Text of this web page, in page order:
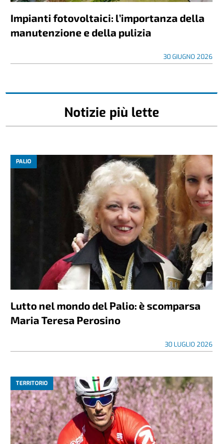
Impianti fotovoltaici: l’importanza della
manutenzione e della pulizia
30 GIUGNO 2026
Notizie più lette
PALIO
Lutto nel mondo del Palio: è scomparsa
Maria Teresa Perosino
30 LUGLIO 2026
TERRITORIO